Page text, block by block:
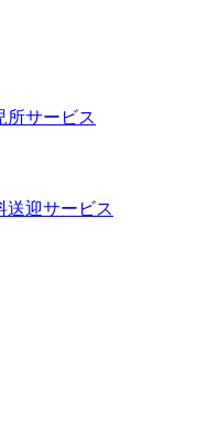
所サービス
送迎サービス